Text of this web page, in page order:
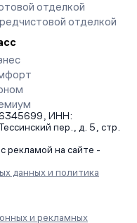
отделкой
отделкой
ИНН:
пер., д. 5, стр.
рекламой на сайте -
данных и политика
и рекламных